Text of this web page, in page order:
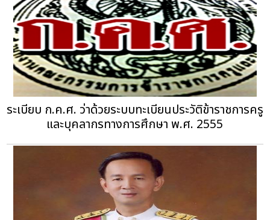
ระเบียบ ก.ค.ศ. ว่าด้วยระบบทะเบียนประวัติข้าราชการครู
และบุคลากรทางการศึกษา พ.ศ. 2555